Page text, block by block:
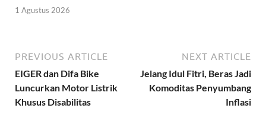
1 Agustus 2026
PREVIOUS ARTICLE
EIGER dan Difa Bike
Luncurkan Motor Listrik
Khusus Disabilitas
NEXT ARTICLE
Jelang Idul Fitri, Beras Jadi
Komoditas Penyumbang
Inflasi